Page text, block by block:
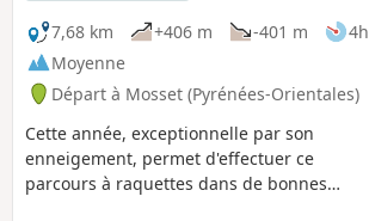
7,68 km
+406 m -401 m
4h
Moyenne
Départ à Mosset (Pyrénées-Orientales)
Cette année, exceptionnelle par son
enneigement, permet d'effectuer ce
parcours à raquettes dans de bonnes